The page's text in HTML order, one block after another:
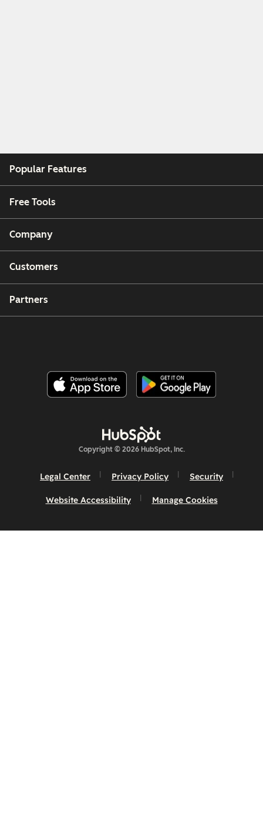
Popular Features
Free Tools
Company
Customers
Partners
Copyright © 2026 HubSpot, Inc.
Legal Center Privacy Policy Security
Website Accessibility Manage Cookies